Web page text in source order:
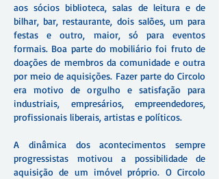
aos sócios biblioteca, salas de leitura e de
bilhar, bar, restaurante, dois salões, um para
festas e outro, maior, só para eventos
formais. Boa parte do mobiliário foi fruto de
doações de membros da comunidade e outra
por meio de aquisições. Fazer parte do Circolo
era motivo de orgulho e satisfação para
industriais, empresários, empreendedores,
profissionais liberais, artistas e políticos.
A dinâmica dos acontecimentos sempre
progressistas motivou a possibilidade de
aquisição de um imóvel próprio. O Circolo